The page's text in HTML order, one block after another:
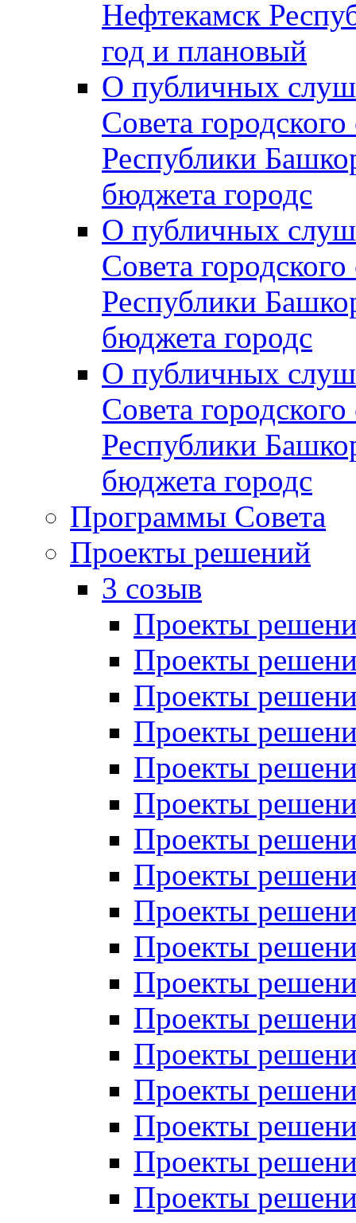
Нефтекамск
год и плановый
О публичных
Совета
Республики
бюджета городс
О публичных
Совета
Республики
бюджета городс
О публичных
Совета
Республики
бюджета городс
Программы Совета
Проекты решений
3 созыв
Проекты
Проекты
Проекты
Проекты
Проекты
Проекты
Проекты
Проекты
Проекты
Проекты
Проекты
Проекты
Проекты
Проекты
Проекты
Проекты
Проекты